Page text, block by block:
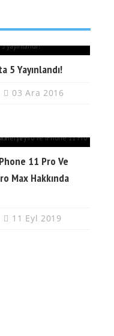
5 Yayınlandı!
03 Ara 2016
11 Pro Ve
Max Hakkında
11 Eyl 2019